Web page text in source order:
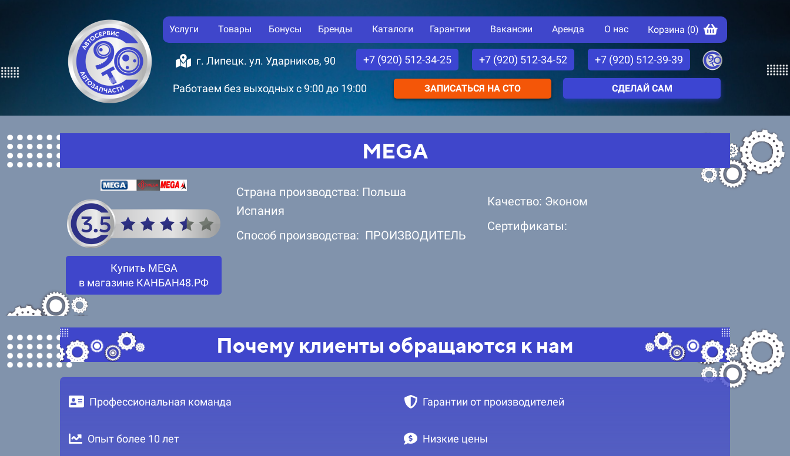
Услуги Товары Бонусы Бренды Каталоги Гарантии Вакансии Аренда О нас Корзина (0)
г. Липецк. ул. Ударников, 90 +7 (920) 512-34-25 +7 (920) 512-34-52 +7 (920) 512-39-39
Работаем без выходных с 9:00 до 19:00 ЗАПИСАТЬСЯ НА СТО СДЕЛАЙ САМ
MEGA
Купить MEGA
в магазине КАНБАН48.РФ
Страна производства: Польша
Испания
Способ производства: ПРОИЗВОДИТЕЛЬ
Качество: Эконом
Сертификаты:
Почему клиенты обращаются к нам
Профессиональная команда
Опыт более 10 лет
Гарантии от производителей
Низкие цены